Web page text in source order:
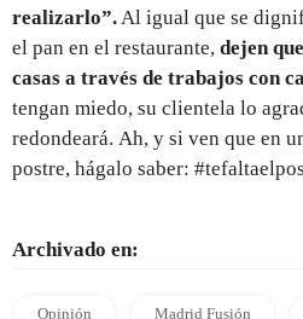
realizarlo”.Al igual que se
el pan en el restaurante, dejen
casas a través de trabajos con
tengan miedo, su clientela lo
redondeará. Ah, y si ven que en
postre, hágalo saber:
Archivado en:
Opinión Madrid Fusión